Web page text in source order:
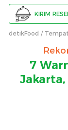
KIRIM
detikFood
7